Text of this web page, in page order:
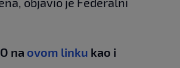
na ovom linku kao i